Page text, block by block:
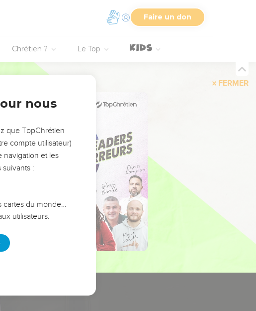
Faire un don
Chrétien ? Le Top
FERMER
nous
que TopChrétien
compte utilisateur)
navigation et les
:
cartes du monde…
utilisateurs.